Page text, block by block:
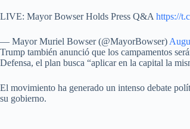
LIVE: Mayor Bowser Holds Press Q&A https://
— Mayor Muriel Bowser (@MayorBowser)
Trump también anunció que los campamentos
Defensa, el plan busca “aplicar en la capital la
El movimiento ha generado un intenso debate
su gobierno.